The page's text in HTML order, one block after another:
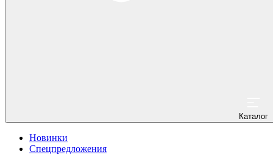
Каталог
Новинки
Спецпредложения